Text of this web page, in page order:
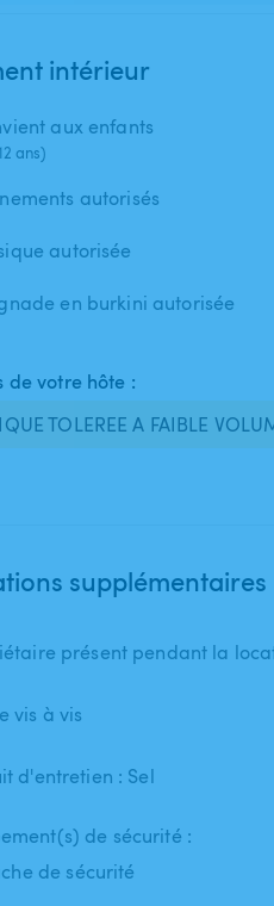
intérieur
aux enfants
ans)
autorisés
autorisée
en burkini autorisée
de votre hôte :
TOLEREE A FAIBLE
supplémentaires
présent pendant la
vis à vis
d'entretien : Sel
de sécurité :
de sécurité